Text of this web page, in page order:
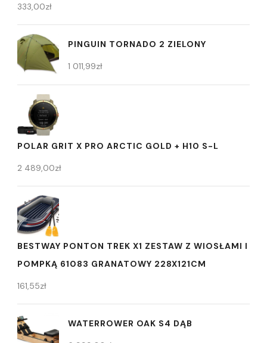
333,00zł
PINGUIN TORNADO 2 ZIELONY
1 011,99zł
POLAR GRIT X PRO ARCTIC GOLD + H10 S-L
2 489,00zł
BESTWAY PONTON TREK X1 ZESTAW Z WIOSŁAMI I
POMPKĄ 61083 GRANATOWY 228X121CM
161,55zł
WATERROWER OAK S4 DĄB